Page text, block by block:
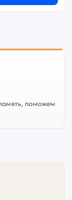
поможем